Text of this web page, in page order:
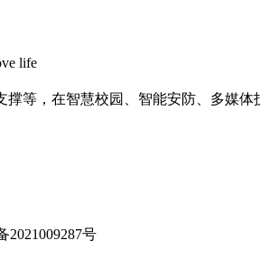
life
等，在智慧校园、智能安防、多媒
2021009287号